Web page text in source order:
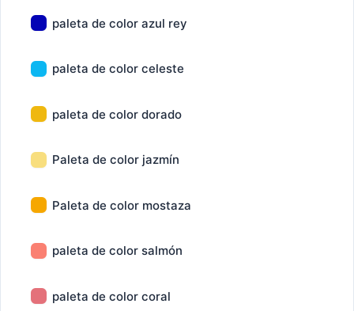
paleta de color azul rey
paleta de color celeste
paleta de color dorado
Paleta de color jazmín
Paleta de color mostaza
paleta de color salmón
paleta de color coral